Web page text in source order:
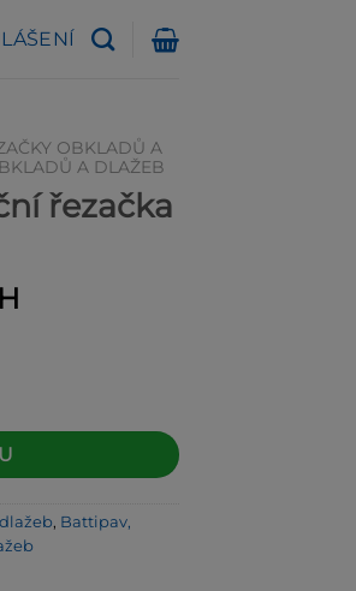
OBKLADŮ A
A DLAŽEB
řezačka
60-kufr množství
, Battipav,